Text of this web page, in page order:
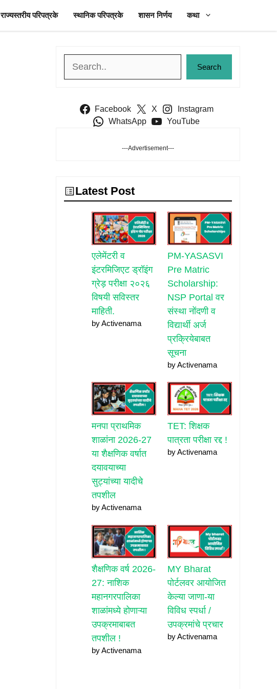
राज्यस्तरीय परिपत्रके स्थानिक परिपत्रके शासन निर्णय कथा
Search
Facebook X
Instagram
WhatsApp
YouTube
---Advertisement---
Latest Post
एलेमेंटरी व
इंटरमिजिएट ड्रॉइंग
ग्रेड़ परीक्षा २०२६
विषयी सविस्तर
माहिती.
by Activenama
PM-YASASVI
Pre Matric
Scholarship:
NSP Portal वर
संस्था नोंदणी व
विद्यार्थी अर्ज
प्रक्रियेबाबत
सूचना
by Activenama
मनपा प्राथमिक
शाळांना 2026-27
या शैक्षणिक वर्षात
दयावयाच्या
सुट्यांच्या यादीचे
तपशील
by Activenama
TET: शिक्षक
पात्रता परीक्षा रद्द !
by Activenama
शैक्षणिक वर्ष 2026-
27: नाशिक
महानगरपालिका
शाळांमध्ये होणाऱ्या
उपक्रमाबाबत
तपशील !
by Activenama
MY Bharat
पोर्टलवर आयोजित
केल्या जाणा-या
विविध स्पर्धा /
उपक्रमांचे प्रचार
by Activenama